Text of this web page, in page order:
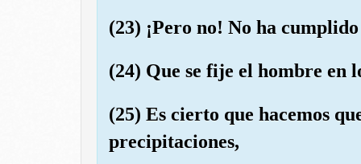
(23) ¡Pero no! No ha
(24) Que se fije el hombre en
(25) Es cierto que hacemos
precipitaciones,